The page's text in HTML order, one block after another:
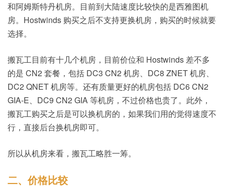
和阿姆斯特丹机房。目前到大陆速度比较快的是西雅图机
房。Hostwinds 购买之后不支持更换机房，购买的时候就要
选择。
搬瓦工目前有十几个机房，目前价位和 Hostwinds 差不多
的是 CN2 套餐，包括 DC3 CN2 机房、DC8 ZNET 机房、
DC2 QNET 机房等。还有质量更好的机房包括 DC6 CN2
GIA-E、DC9 CN2 GIA 等机房，不过价格也贵了。此外，
搬瓦工购买之后是可以换机房的，如果我们用的觉得速度不
行，直接后台换机房即可。
所以从机房来看，搬瓦工略胜一筹。
二、价格比较